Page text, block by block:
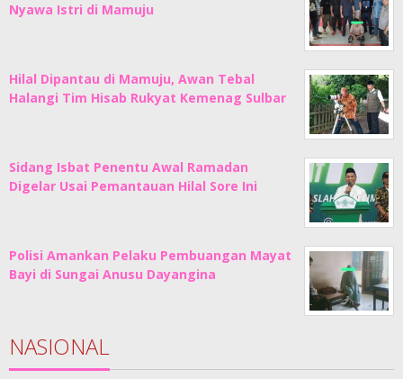
Nyawa Istri di Mamuju
Hilal Dipantau di Mamuju, Awan Tebal
Halangi Tim Hisab Rukyat Kemenag Sulbar
Sidang Isbat Penentu Awal Ramadan
Digelar Usai Pemantauan Hilal Sore Ini
Polisi Amankan Pelaku Pembuangan Mayat
Bayi di Sungai Anusu Dayangina
NASIONAL